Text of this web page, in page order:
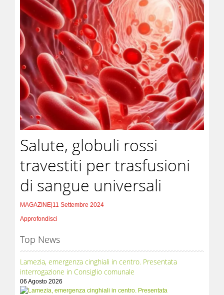
Salute, globuli rossi
travestiti per trasfusioni
di sangue universali
MAGAZINE 11 Settembre 2024
Approfondisci
Top News
Lamezia, emergenza cinghiali in centro. Presentata
interrogazione in Consiglio comunale
06 Agosto 2026